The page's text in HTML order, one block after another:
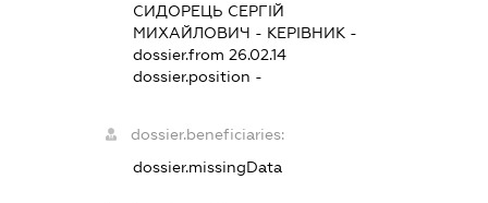
СИДОРЕЦЬ СЕРГІЙ
МИХАЙЛОВИЧ - КЕРІВНИК -
dossier.from 26.02.14
dossier.position -
dossier.beneficiaries:
dossier.missingData